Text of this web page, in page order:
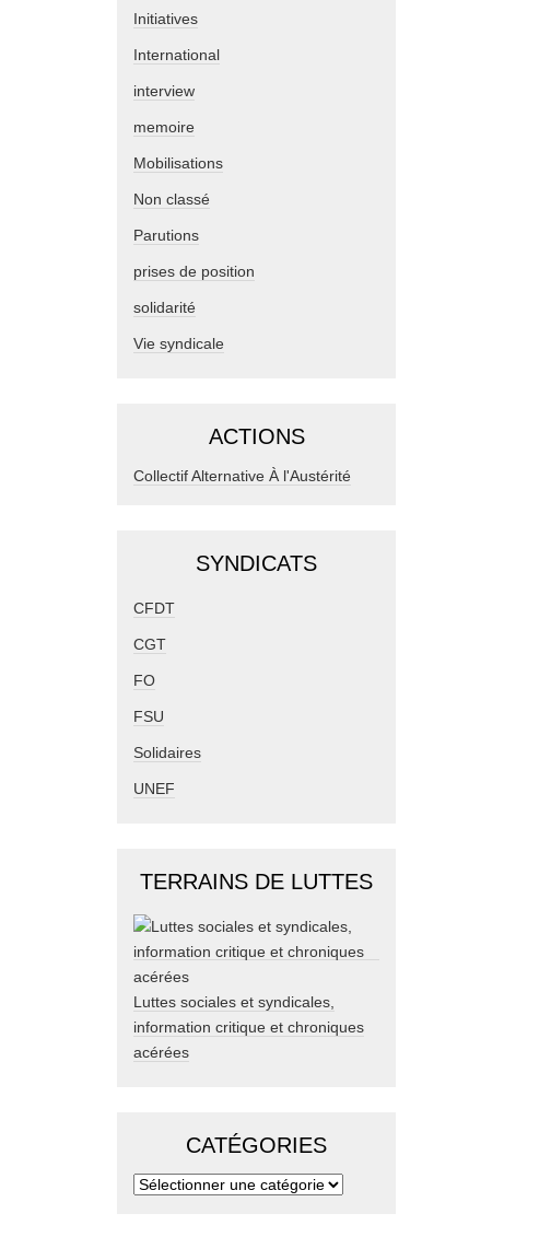
Initiatives
International
interview
memoire
Mobilisations
Non classé
Parutions
prises de position
solidarité
Vie syndicale
ACTIONS
Collectif Alternative À l'Austérité
SYNDICATS
CFDT
CGT
FO
FSU
Solidaires
UNEF
TERRAINS DE LUTTES
Luttes sociales et syndicales,
information critique et chroniques
acérées
CATÉGORIES